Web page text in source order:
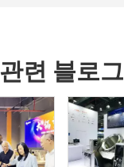
관련 블로그